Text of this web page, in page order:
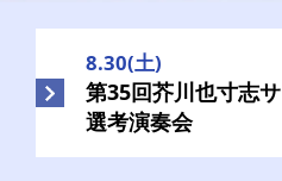
8.30(土)
第35回芥川也寸志
選考演奏会